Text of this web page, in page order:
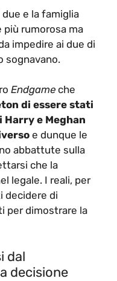
e la famiglia
più rumorosa ma
impedire ai due di
sognavano.
Endgame che
di essere stati
e Meghan
e dunque le
abbattute sulla
che la
legale. I reali, per
decidere di
per dimostrare la
dal
decisione